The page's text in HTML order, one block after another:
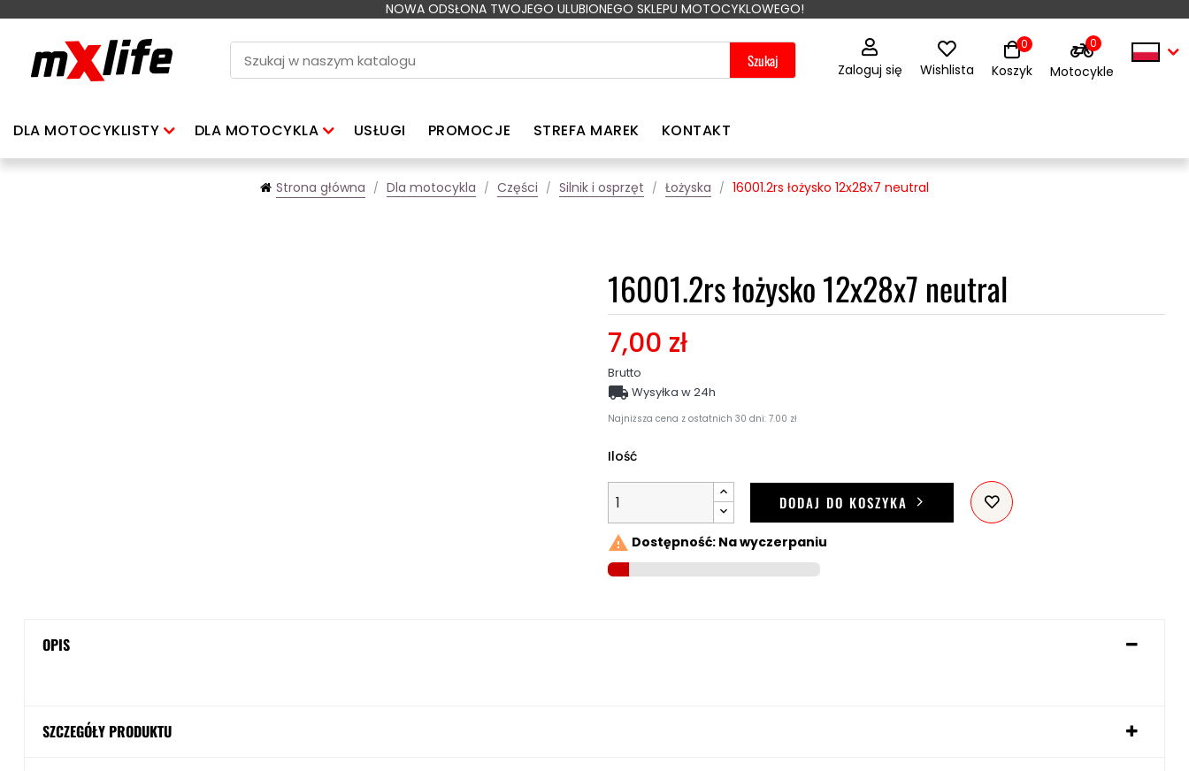
NOWA ODSŁONA TWOJEGO ULUBIONEGO SKLEPU MOTOCYKLOWEGO!
Szukaj Zaloguj się Wishlista Koszyk
0 0
Motocykle
DLA MOTOCYKLISTY DLA MOTOCYKLA USŁUGI PROMOCJE STREFA MAREK KONTAKT
Strona główna Dla motocykla Części Silnik i osprzęt Łożyska 16001.2rs łożysko 12x28x7 neutral
16001.2rs łożysko 12x28x7 neutral
7,00 zł
Brutto
Najniższa cena z ostatnich 30 dni: 7.00 zł
 Wysyłka w 24h
Ilość
DODAJ DO KOSZYKA
 Dostępność: Na wyczerpaniu
OPIS
SZCZEGÓŁY PRODUKTU